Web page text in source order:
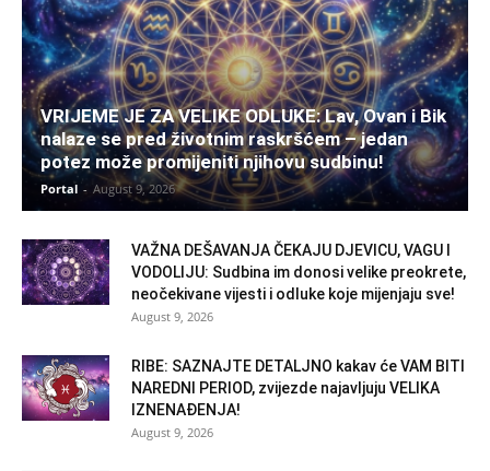
VRIJEME JE ZA VELIKE ODLUKE: Lav, Ovan i Bik
nalaze se pred životnim raskršćem – jedan
potez može promijeniti njihovu sudbinu!
Portal - August 9, 2026
VAŽNA DEŠAVANJA ČEKAJU DJEVICU, VAGU I
VODOLIJU: Sudbina im donosi velike preokrete,
neočekivane vijesti i odluke koje mijenjaju sve!
August 9, 2026
RIBE: SAZNAJTE DETALJNO kakav će VAM BITI
NAREDNI PERIOD, zvijezde najavljuju VELIKA
IZNENAĐENJA!
August 9, 2026